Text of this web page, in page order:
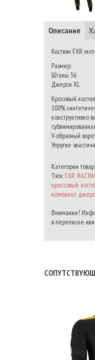
Описание
Костюм FXR
Размер:
Штаны 36
Джерси XL
Кросовый
100%
конструктивно
V-образный
Упругие
Категории
Тэги: FXR
кроссовый
комплект
Внимание!
в переписке